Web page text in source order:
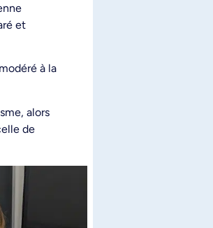
et
à la
alors
de